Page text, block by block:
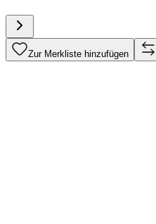
Zur Merkliste hinzufügen